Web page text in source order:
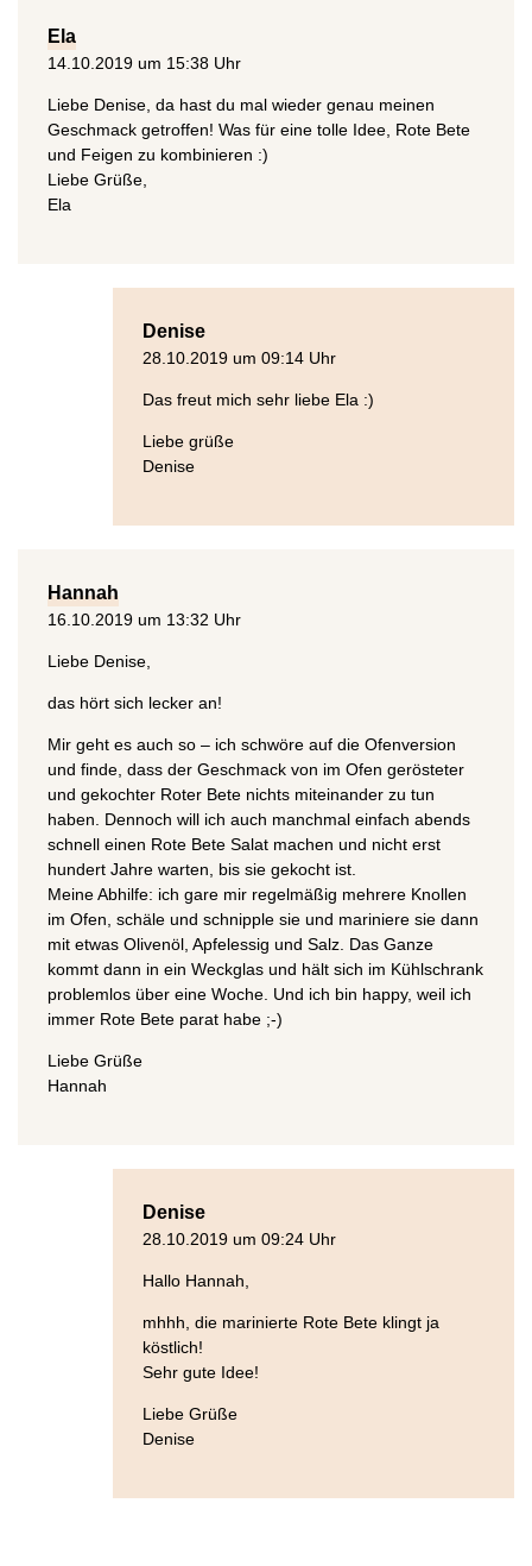
Ela
14.10.2019 um 15:38 Uhr
Liebe Denise, da hast du mal wieder genau meinen
Geschmack getroffen! Was für eine tolle Idee, Rote Bete
und Feigen zu kombinieren :)
Liebe Grüße,
Ela
Denise
28.10.2019 um 09:14 Uhr
Das freut mich sehr liebe Ela :)
Liebe grüße
Denise
Hannah
16.10.2019 um 13:32 Uhr
Liebe Denise,
das hört sich lecker an!
Mir geht es auch so – ich schwöre auf die Ofenversion
und finde, dass der Geschmack von im Ofen gerösteter
und gekochter Roter Bete nichts miteinander zu tun
haben. Dennoch will ich auch manchmal einfach abends
schnell einen Rote Bete Salat machen und nicht erst
hundert Jahre warten, bis sie gekocht ist.
Meine Abhilfe: ich gare mir regelmäßig mehrere Knollen
im Ofen, schäle und schnipple sie und mariniere sie dann
mit etwas Olivenöl, Apfelessig und Salz. Das Ganze
kommt dann in ein Weckglas und hält sich im Kühlschrank
problemlos über eine Woche. Und ich bin happy, weil ich
immer Rote Bete parat habe ;-)
Liebe Grüße
Hannah
Denise
28.10.2019 um 09:24 Uhr
Hallo Hannah,
mhhh, die marinierte Rote Bete klingt ja
köstlich!
Sehr gute Idee!
Liebe Grüße
Denise